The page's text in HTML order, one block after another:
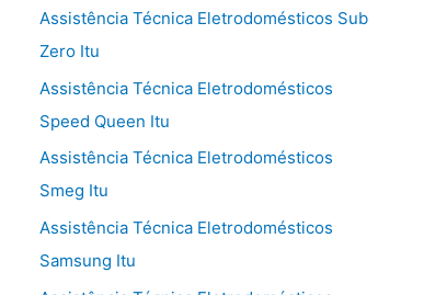
Assistência Técnica Eletrodomésticos Sub
Zero Itu
Assistência Técnica Eletrodomésticos
Speed Queen Itu
Assistência Técnica Eletrodomésticos
Smeg Itu
Assistência Técnica Eletrodomésticos
Samsung Itu